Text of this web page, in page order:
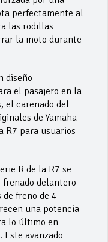
perfectamente al
las rodillas
la moto durante
diseño
el pasajero en la
el carenado del
de Yamaha
R7 para usuarios
R de la R7 se
frenado delantero
freno de 4
una potencia
lo último en
avanzado